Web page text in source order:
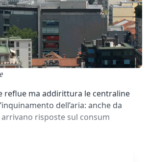
reflue ma addirittura le centraline
dell’aria: anche da
risposte sul consum